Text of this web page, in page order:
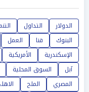
الدولار التداول
البنوك
قنا العمل
الإسكندرية
الأمريكية
آبل
السوق المحلية
المصري
الملح